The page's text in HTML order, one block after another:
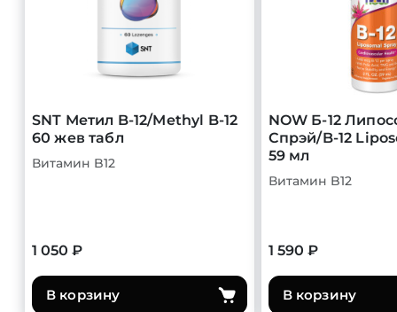
SNT Метил B-12/Methyl B-12
60 жев табл
Витамин B12
1 050 ₽
В корзину
NOW Б-12
Спрэй/B-12
59 мл
Витамин B12
1 590 ₽
В корзину